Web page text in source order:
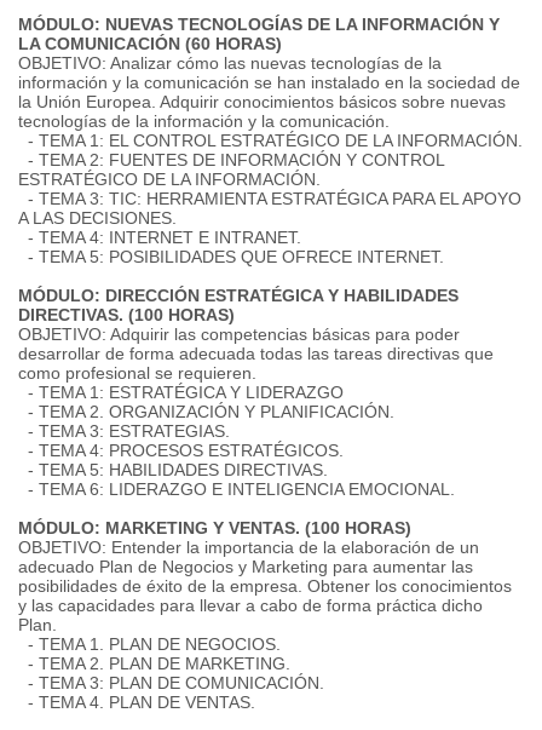
MÓDULO: NUEVAS TECNOLOGÍAS DE LA INFORMACIÓN Y
LA COMUNICACIÓN (60 HORAS)
OBJETIVO: Analizar cómo las nuevas tecnologías de la
información y la comunicación se han instalado en la sociedad de
la Unión Europea. Adquirir conocimientos básicos sobre nuevas
tecnologías de la información y la comunicación.
- TEMA 1: EL CONTROL ESTRATÉGICO DE LA INFORMACIÓN.
- TEMA 2: FUENTES DE INFORMACIÓN Y CONTROL
ESTRATÉGICO DE LA INFORMACIÓN.
- TEMA 3: TIC: HERRAMIENTA ESTRATÉGICA PARA EL APOYO
A LAS DECISIONES.
- TEMA 4: INTERNET E INTRANET.
- TEMA 5: POSIBILIDADES QUE OFRECE INTERNET.
MÓDULO: DIRECCIÓN ESTRATÉGICA Y HABILIDADES
DIRECTIVAS. (100 HORAS)
OBJETIVO: Adquirir las competencias básicas para poder
desarrollar de forma adecuada todas las tareas directivas que
como profesional se requieren.
- TEMA 1: ESTRATÉGICA Y LIDERAZGO
- TEMA 2. ORGANIZACIÓN Y PLANIFICACIÓN.
- TEMA 3: ESTRATEGIAS.
- TEMA 4: PROCESOS ESTRATÉGICOS.
- TEMA 5: HABILIDADES DIRECTIVAS.
- TEMA 6: LIDERAZGO E INTELIGENCIA EMOCIONAL.
MÓDULO: MARKETING Y VENTAS. (100 HORAS)
OBJETIVO: Entender la importancia de la elaboración de un
adecuado Plan de Negocios y Marketing para aumentar las
posibilidades de éxito de la empresa. Obtener los conocimientos
y las capacidades para llevar a cabo de forma práctica dicho
Plan.
- TEMA 1. PLAN DE NEGOCIOS.
- TEMA 2. PLAN DE MARKETING.
- TEMA 3: PLAN DE COMUNICACIÓN.
- TEMA 4. PLAN DE VENTAS.